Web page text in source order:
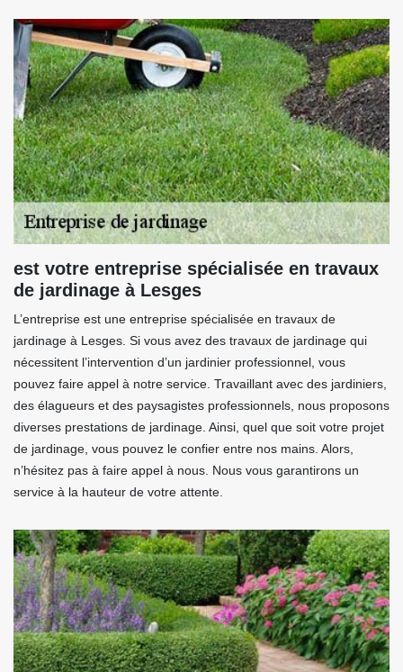
est votre entreprise spécialisée en travaux
de jardinage à Lesges
L’entreprise est une entreprise spécialisée en travaux de
jardinage à Lesges. Si vous avez des travaux de jardinage qui
nécessitent l’intervention d’un jardinier professionnel, vous
pouvez faire appel à notre service. Travaillant avec des jardiniers,
des élagueurs et des paysagistes professionnels, nous proposons
diverses prestations de jardinage. Ainsi, quel que soit votre projet
de jardinage, vous pouvez le confier entre nos mains. Alors,
n’hésitez pas à faire appel à nous. Nous vous garantirons un
service à la hauteur de votre attente.